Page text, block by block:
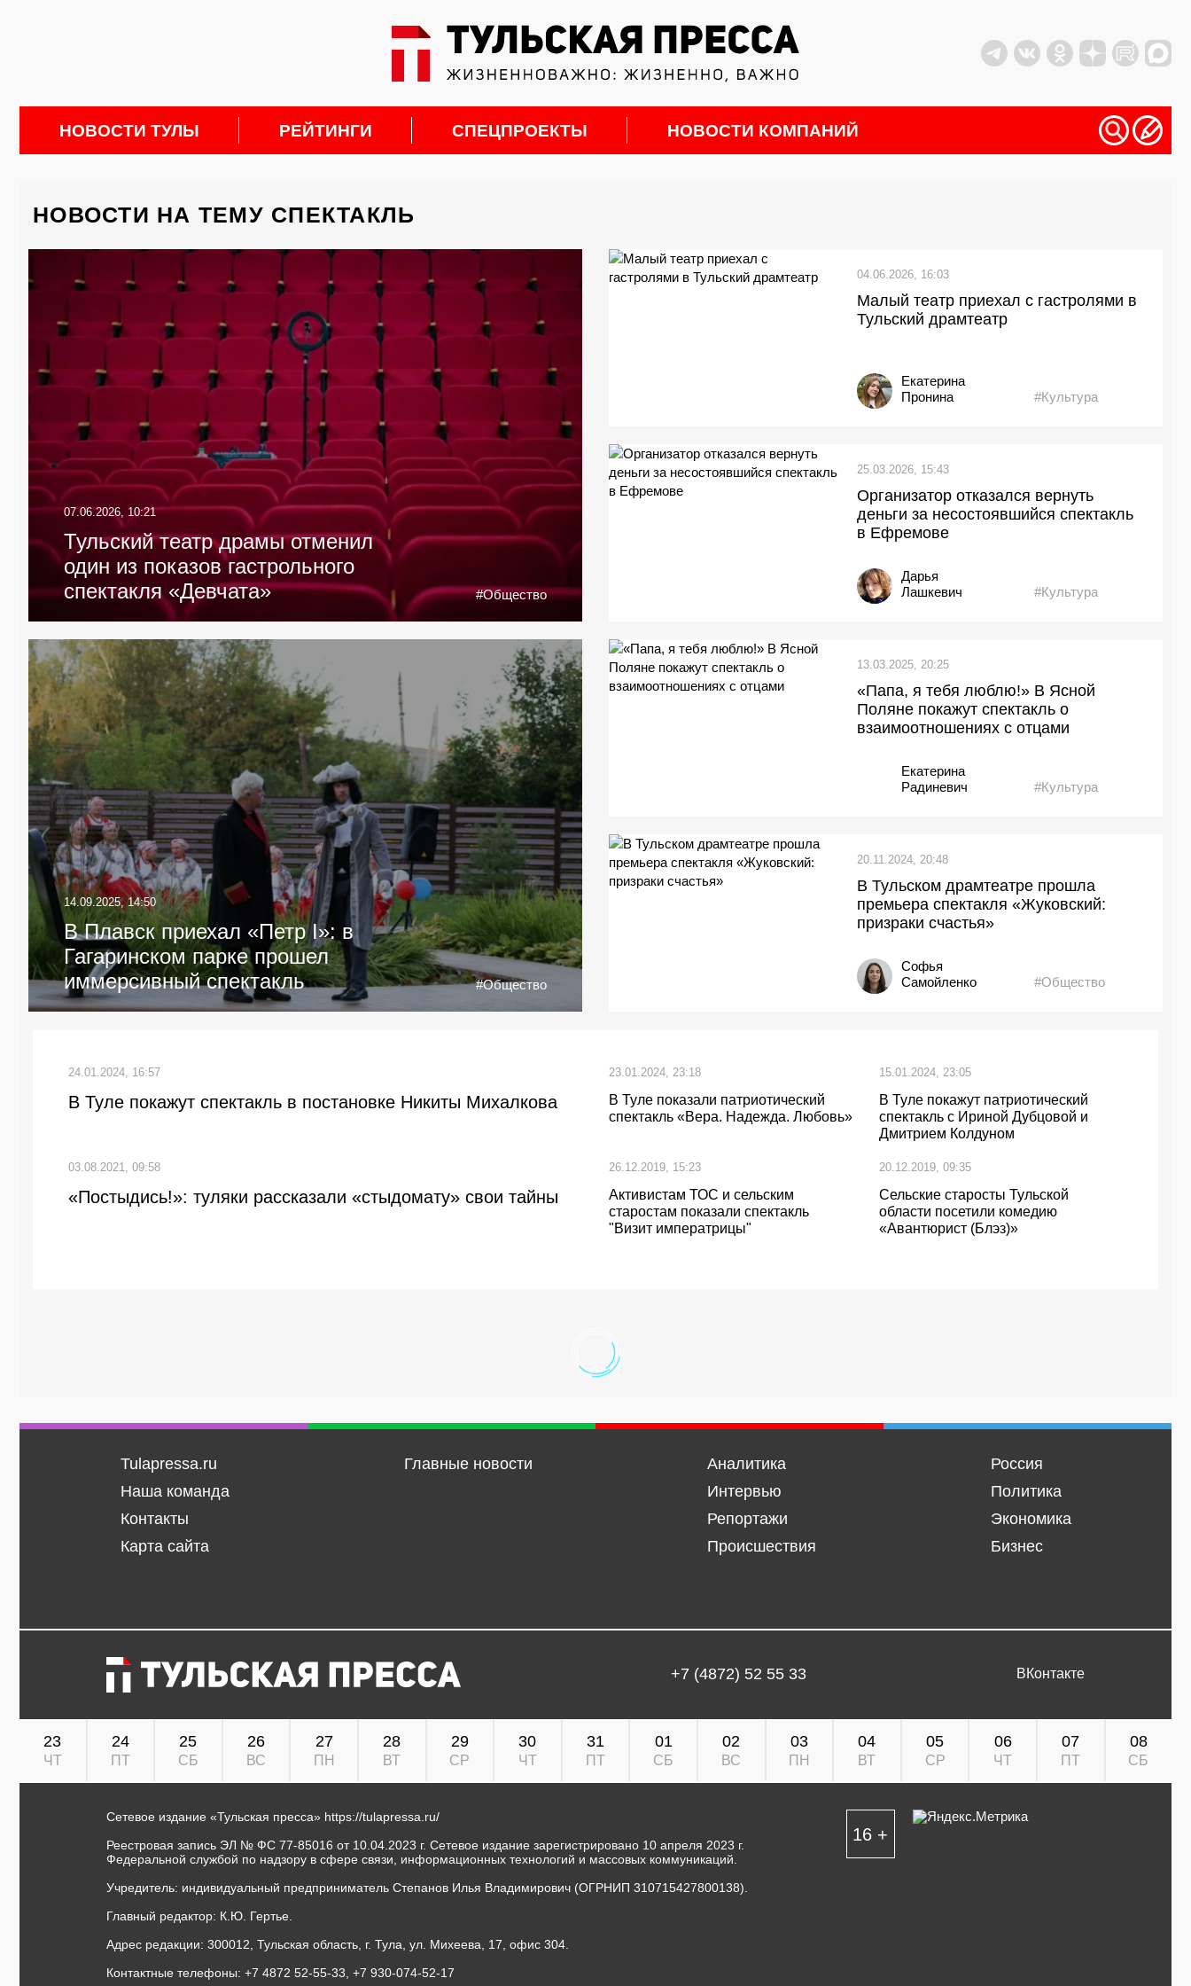
НОВОСТИ ТУЛЫ РЕЙТИНГИ СПЕЦПРОЕКТЫ НОВОСТИ КОМПАНИЙ
НОВОСТИ НА ТЕМУ СПЕКТАКЛЬ
07.06.2026, 10:21
Тульский театр драмы отменил
один из показов гастрольного
спектакля «Девчата»
#Общество
04.06.2026, 16:03
Малый театр приехал с гастролями в
Тульский драмтеатр
Екатерина
Пронина
#Культура
25.03.2026, 15:43
Организатор отказался вернуть
деньги за несостоявшийся спектакль
в Ефремове
Дарья
Лашкевич
#Культура
14.09.2025, 14:50
В Плавск приехал «Петр I»: в
Гагаринском парке прошел
иммерсивный спектакль
#Общество
13.03.2025, 20:25
«Папа, я тебя люблю!» В Ясной
Поляне покажут спектакль о
взаимоотношениях с отцами
Екатерина
Радиневич
#Культура
20.11.2024, 20:48
В Тульском драмтеатре прошла
премьера спектакля «Жуковский:
призраки счастья»
Софья
Самойленко
#Общество
24.01.2024, 16:57
В Туле покажут спектакль в постановке Никиты Михалкова
23.01.2024, 23:18
В Туле показали патриотический
спектакль «Вера. Надежда. Любовь»
15.01.2024, 23:05
В Туле покажут патриотический
спектакль с Ириной Дубцовой и
Дмитрием Колдуном
03.08.2021, 09:58
«Постыдись!»: туляки рассказали «стыдомату» свои тайны
26.12.2019, 15:23
Активистам ТОС и сельским
старостам показали спектакль
"Визит императрицы"
20.12.2019, 09:35
Сельские старосты Тульской
области посетили комедию
«Авантюрист (Блэз)»
Tulapressa.ru
Наша команда
Контакты
Карта сайта
Главные новости
Аналитика
Интервью
Репортажи
Происшествия
Россия
Политика
Экономика
Бизнес
+7 (4872) 52 55 33 ВКонтакте
23
ЧТ
24
ПТ
25
СБ
26
ВС
27
ПН
28
ВТ
29
СР
30
ЧТ
31
ПТ
01
СБ
02
ВС
03
ПН
04
ВТ
05
СР
06
ЧТ
07
ПТ
08
СБ
Сетевое издание «Тульская пресса» https://tulapressa.ru/
Реестровая запись ЭЛ № ФС 77-85016 от 10.04.2023 г. Сетевое издание зарегистрировано 10 апреля 2023 г.
Федеральной службой по надзору в сфере связи, информационных технологий и массовых коммуникаций.
Учредитель: индивидуальный предприниматель Степанов Илья Владимирович (ОГРНИП 310715427800138).
Главный редактор: К.Ю. Гертье.
Адрес редакции: 300012, Тульская область, г. Тула, ул. Михеева, 17, офис 304.
Контактные телефоны: +7 4872 52-55-33, +7 930-074-52-17
16 +